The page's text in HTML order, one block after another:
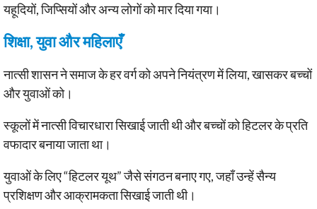
यहूदियों, जिप्सियों और अन्य लोगों को मार दिया गया।
शिक्षा, युवा और महिलाएँ
नात्सी शासन ने समाज के हर वर्ग को अपने नियंत्रण में लिया, खासकर बच्चों
और युवाओं को।
स्कूलों में नात्सी विचारधारा सिखाई जाती थी और बच्चों को हिटलर के प्रति
वफादार बनाया जाता था।
युवाओं के लिए “हिटलर यूथ” जैसे संगठन बनाए गए, जहाँ उन्हें सैन्य
प्रशिक्षण और आक्रामकता सिखाई जाती थी।